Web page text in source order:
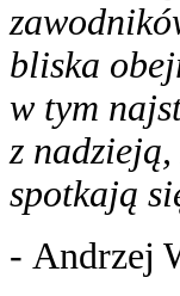
bliska
w tym
z
spotkają
- Andrzej